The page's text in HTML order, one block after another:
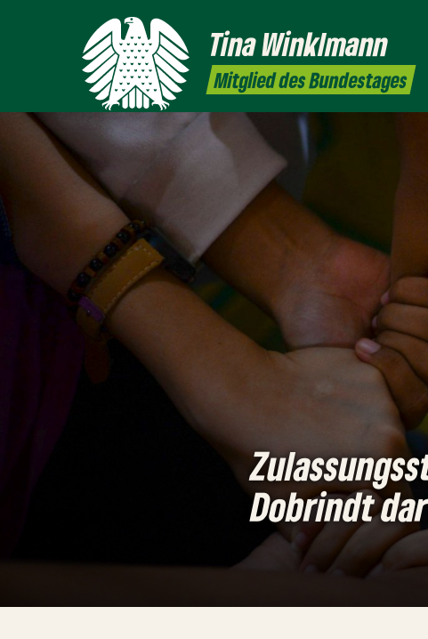
TinaWinklmann
Mitglied des Bundestages
Dobrindt